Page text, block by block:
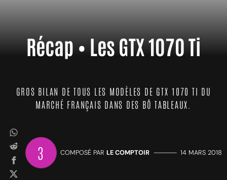
Récap • Les GTX 1070 Ti
GROS BILAN DE TOUS LES MODÈLES DE GTX 1070 TI DU
MARCHÉ FRANÇAIS DANS DES BÔ TABLEAUX.
3 COMPOSÉ PAR LE COMPTOIR ————— 14 MARS 2018